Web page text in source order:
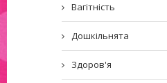
Вагітність
Дошкільнята
Здоров'я